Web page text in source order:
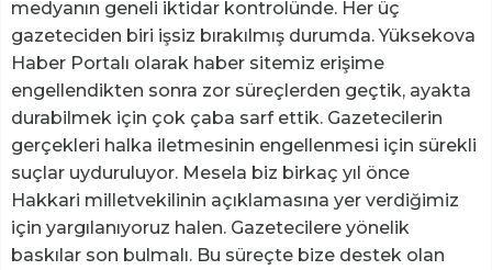
medyanın geneli iktidar kontrolünde. Her üç
gazeteciden biri işsiz bırakılmış durumda. Yüksekova
Haber Portalı olarak haber sitemiz erişime
engellendikten sonra zor süreçlerden geçtik, ayakta
durabilmek için çok çaba sarf ettik. Gazetecilerin
gerçekleri halka iletmesinin engellenmesi için sürekli
suçlar uyduruluyor. Mesela biz birkaç yıl önce
Hakkari milletvekilinin açıklamasına yer verdiğimiz
için yargılanıyoruz halen. Gazetecilere yönelik
baskılar son bulmalı. Bu süreçte bize destek olan